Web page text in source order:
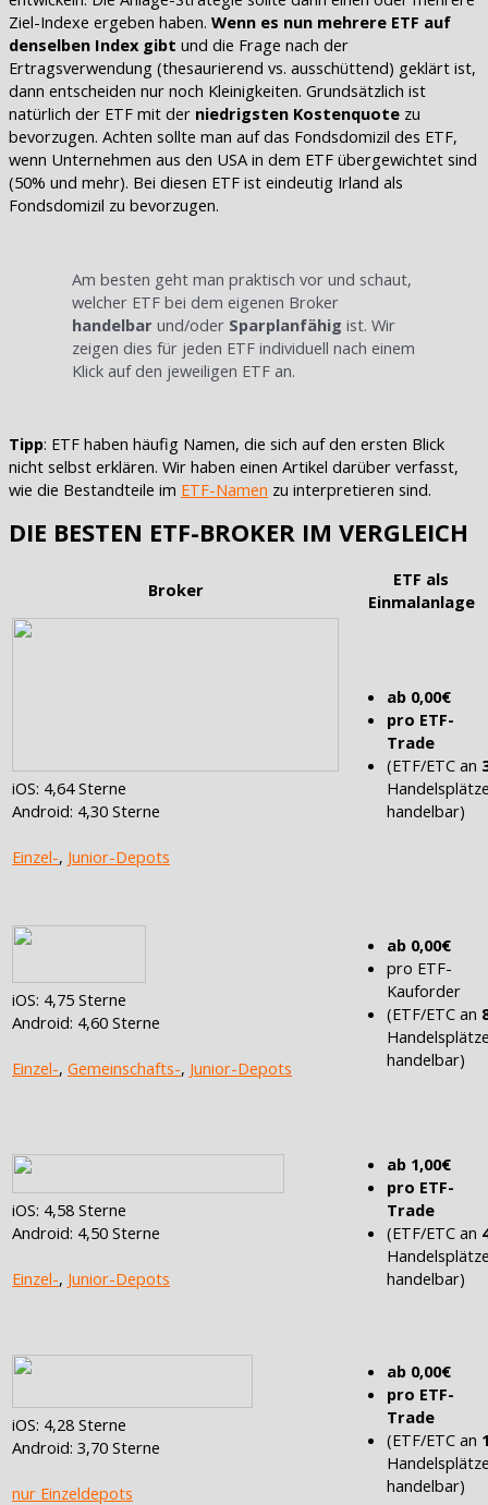
Ziel-Indexe ergeben haben. Wenn es nun mehrere ETF auf
denselben Index gibt und die Frage nach der
Ertragsverwendung (thesaurierend vs. ausschüttend) geklärt ist,
dann entscheiden nur noch Kleinigkeiten. Grundsätzlich ist
natürlich der ETF mit der niedrigsten Kostenquote zu
bevorzugen. Achten sollte man auf das Fondsdomizil des ETF,
wenn Unternehmen aus den USA in dem ETF übergewichtet sind
(50% und mehr). Bei diesen ETF ist eindeutig Irland als
Fondsdomizil zu bevorzugen.
Am besten geht man praktisch vor und schaut,
welcher ETF bei dem eigenen Broker
handelbarund/oder Sparplanfähig ist. Wir
zeigen dies für jeden ETF individuell nach einem
Klick auf den jeweiligen ETF an.
Tipp: ETF haben häufig Namen, die sich auf den ersten Blick
nicht selbst erklären. Wir haben einen Artikel darüber verfasst,
wie die Bestandteile im ETF-Namen zu interpretieren sind.
DIE BESTEN ETF-BROKER IM VERGLEICH
Broker
ETF als
Einmalanlage
iOS: 4,64 Sterne
Android: 4,30 Sterne
Einzel-, Junior-Depots
ab 0,00€
pro ETF-
Trade
(ETF/ETC an
handelbar)
iOS: 4,75 Sterne
Android: 4,60 Sterne
Einzel-, Gemeinschafts-, Junior-Depots
ab 0,00€
pro ETF-
Kauforder
(ETF/ETC an
handelbar)
iOS: 4,58 Sterne
Android: 4,50 Sterne
Einzel-, Junior-Depots
ab 1,00€
pro ETF-
Trade
(ETF/ETC an
handelbar)
iOS: 4,28 Sterne
Android: 3,70 Sterne
nur Einzeldepots
ab 0,00€
pro ETF-
Trade
(ETF/ETC an
handelbar)